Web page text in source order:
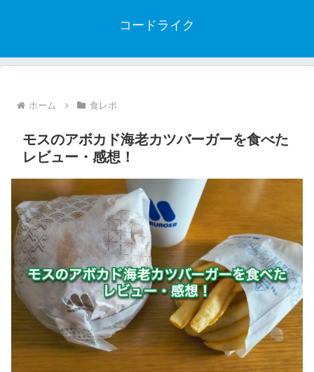
コードライク
ホーム 食レポ
モスのアボカド海老カツバーガーを食べた
レビュー・感想！